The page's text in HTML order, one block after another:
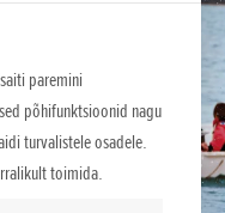
paremini
põhifunktsioonid nagu
turvalistele osadele.
toimida.